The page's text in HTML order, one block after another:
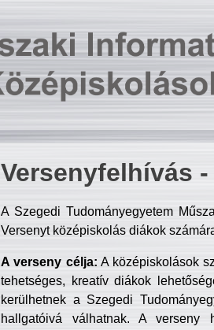
Versenyfelhívás -
A Szegedi Tudományegyetem
Versenyt középiskolás diákok
A verseny célja: A középiskolások
tehetséges, kreatív diákok
kerülhetnek a Szegedi
hallgatóivá válhatnak. A